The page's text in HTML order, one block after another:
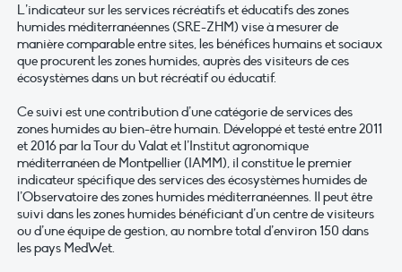
L’indicateur sur les services récréatifs et éducatifs des zones
humides méditerranéennes (SRE-ZHM) vise à mesurer de
manière comparable entre sites, les bénéfices humains et sociaux
que procurent les zones humides, auprès des visiteurs de ces
écosystèmes dans un but récréatif ou éducatif.
Ce suivi est une contribution d’une catégorie de services des
zones humides au bien-être humain. Développé et testé entre 2011
et 2016 par la Tour du Valat et l’Institut agronomique
méditerranéen de Montpellier (IAMM), il constitue le premier
indicateur spécifique des services des écosystèmes humides de
l’Observatoire des zones humides méditerranéennes. Il peut être
suivi dans les zones humides bénéficiant d’un centre de visiteurs
ou d’une équipe de gestion, au nombre total d’environ 150 dans
les pays MedWet.